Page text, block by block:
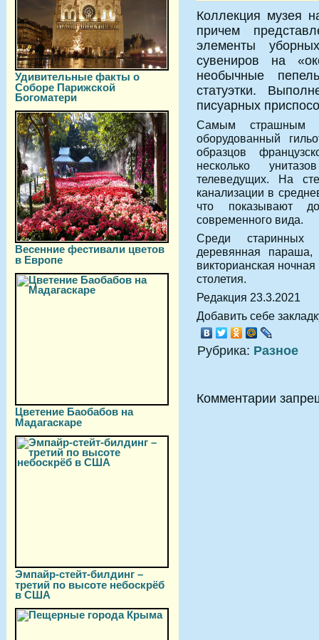
Удивительные факты о
Соборе Парижской
Богоматери
Весенние фестивали цветов
в Европе
Цветение Баобабов на
Мадагаскаре
Эмпайр-стейт-билдинг –
третий по высоте небоскрёб
в США
Коллекция музея
причем
элементы
сувениров на
необычные
статуэтки.
писуарных
Самым страшным
оборудованный
образцов
несколько
телеведущих. На
канализации в
что показывают
современного вида.
Среди старинных
деревянная
викторианская
столетия.
Редакция 23.3.2021
Добавить себе
Рубрика: Разное
Комментарии